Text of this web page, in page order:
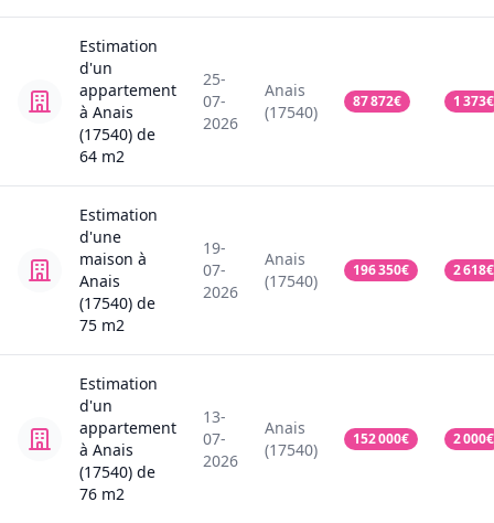
Estimation
d'un
appartement
à Anais
(17540) de
64 m2
25-
07-
2026
Anais
(17540)
87 872€ 1 373€
Estimation
d'une
maison à
Anais
(17540) de
75 m2
19-
07-
2026
Anais
(17540)
196 350€ 2 618€
Estimation
d'un
appartement
à Anais
(17540) de
76 m2
13-
07-
2026
Anais
(17540)
152 000€ 2 000€